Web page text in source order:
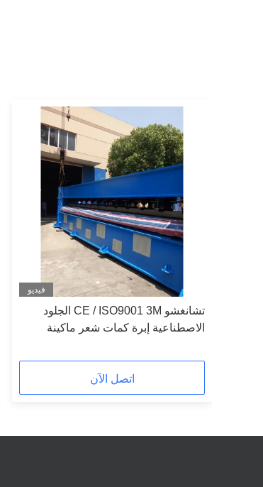
فيديو
تشانغشو CE / ISO9001 3M الجلود
الاصطناعية إبرة كمات شعر ماكينة
اتصل الآن